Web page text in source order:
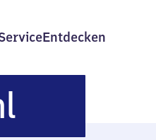
Entdecken